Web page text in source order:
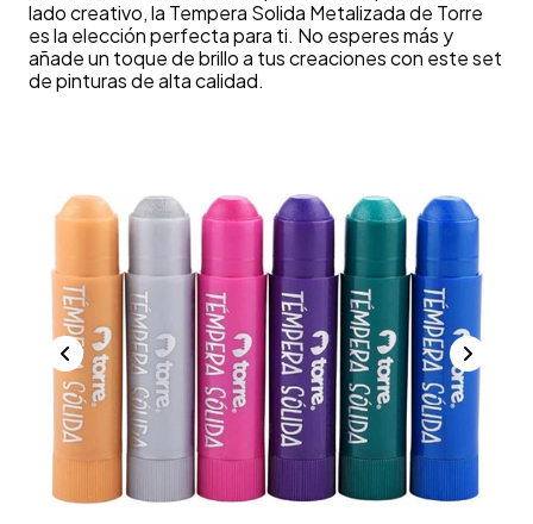
lado creativo, la Tempera Solida Metalizada de Torre
es la elección perfecta para ti. No esperes más y
añade un toque de brillo a tus creaciones con este set
de pinturas de alta calidad.